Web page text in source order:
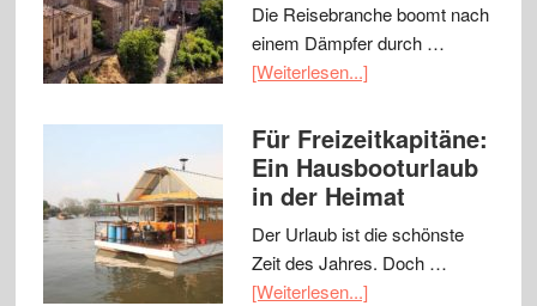
Die Reisebranche boomt nach
einem Dämpfer durch …
[Weiterlesen...]
Für Freizeitkapitäne:
Ein Hausbooturlaub
in der Heimat
Der Urlaub ist die schönste
Zeit des Jahres. Doch …
[Weiterlesen...]